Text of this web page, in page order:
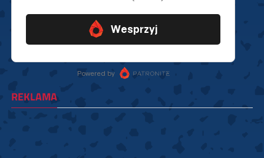
REKLAMA